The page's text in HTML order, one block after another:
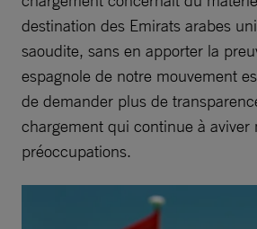
destination des Emirats arabes
saoudite, sans en apporter la
espagnole de notre mouvement
de demander plus de
chargement qui continue à aviver
préoccupations.